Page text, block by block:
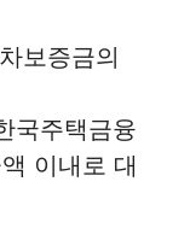
보증금의
국주택금융
이내로 대